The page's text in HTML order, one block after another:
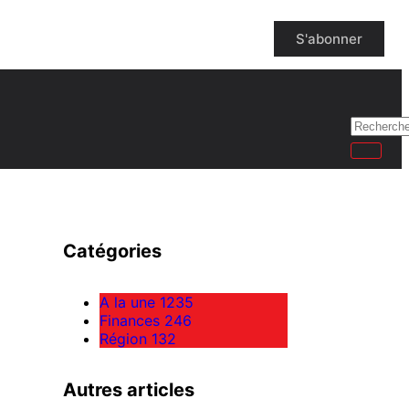
S'abonner
Catégories
A la une 1235
Finances 246
Région 132
Autres articles